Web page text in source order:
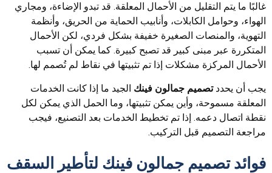
غالبًا ما يتم التقليل من الأحمال المعلقة. قد تبدو الإضاءة، ومجاري
الهواء، وحوامل الكابلات، وأنابيب الحماية من الحريق، وأنظمة
التهوية، والمنصات الصغيرة خفيفة بشكل فردي، لكن الأحمال
المتكررة عبر مبنى كبير قد تصبح كبيرة. كما يمكن أن تسبب
الأحمال المركزة مشكلات إذا تم تثبيتها في نقاط لم تُصمم لها.
يجب أن يحددتصميم جمالون فينك الجيد ما إذا كانت الخدمات
المعلقة مسموحة، وأين يمكن تثبيتها، وما الحمل الذي يمكن لكل
نقطة اتصال دعمه. إذا تم تخطيط الخدمات بعد التصنيع، فيجب
مراجعة التصميم قبل التركيب.
فوائد تصميم جمالون فينك لتأطير السقف